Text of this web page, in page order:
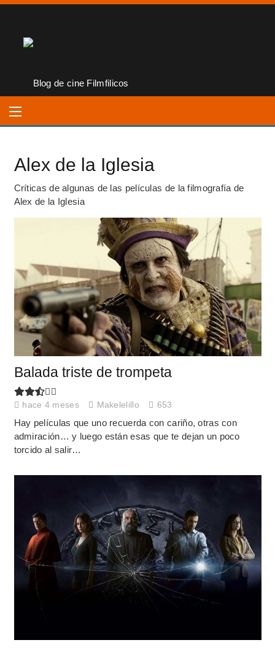
Alex de la Iglesia
Críticas de algunas de las películas de la filmografía de
Alex de la Iglesia
Balada triste de trompeta
hace 4 meses Makelelillo 653
Hay películas que uno recuerda con cariño, otras con
admiración… y luego están esas que te dejan un poco
torcido al salir…